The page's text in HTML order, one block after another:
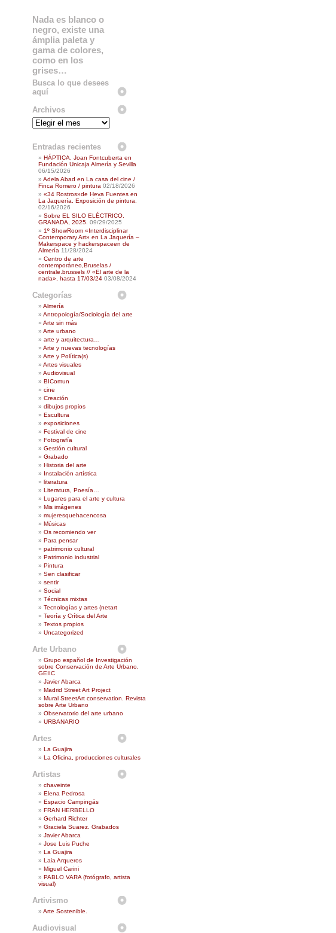
Nada es blanco o
negro, existe una
ámplia paleta y
gama de colores,
como en los
grises…
Busca lo que desees
aquí
Archivos
Archivos
Entradas recientes
HÁPTICA, Joan Fontcuberta en
Fundación Unicaja Almería y Sevilla
06/15/2026
Adela Abad en La casa del cine /
Finca Romero / pintura 02/18/2026
«34 Rostros»de Heva Fuentes en
La Jaquería. Exposición de pintura.
02/16/2026
Sobre EL SILO ELÉCTRICO.
GRANADA, 2025. 09/29/2025
1º ShowRoom «Interdisciplinar
Contemporary Art» en La Jaquería –
Makerspace y hackerspaceen de
Almería 11/28/2024
Centro de arte
contemporáneo,Bruselas /
centrale.brussels // «El arte de la
nada», hasta 17/03/24 03/08/2024
Categorías
Almería
Antropología/Sociología del arte
Arte sin más
Arte urbano
arte y arquitectura…
Arte y nuevas tecnologías
Arte y Política(s)
Artes visuales
Audiovisual
BIComun
cine
Creación
dibujos propios
Escultura
exposiciones
Festival de cine
Fotografía
Gestión cultural
Grabado
Historia del arte
Instalación artística
literatura
Literatura, Poesía…
Lugares para el arte y cultura
Mis imágenes
mujeresquehacencosa
Músicas
Os recomiendo ver
Para pensar
patrimonio cultural
Patrimonio industrial
Pintura
Sen clasificar
sentir
Social
Técnicas mixtas
Tecnologías y artes (netart
Teoría y Crítica del Arte
Textos propios
Uncategorized
Arte Urbano
Grupo español de Investigación
sobre Conservación de Arte Urbano.
GEIIC
Javier Abarca
Madrid Street Art Project
Mural StreetArt conservation. Revista
sobre Arte Urbano
Observatorio del arte urbano
URBANARIO
Artes
La Guajira
La Oficina, producciones culturales
Artistas
chaveinte
Elena Pedrosa
Espacio Campingás
FRAN HERBELLO
Gerhard Richter
Graciela Suarez. Grabados
Javier Abarca
Jose Luis Puche
La Guajira
Laia Arqueros
Miguel Carini
PABLO VARA (fotógrafo, artista
visual)
Artivismo
Arte Sostenible.
Audiovisual